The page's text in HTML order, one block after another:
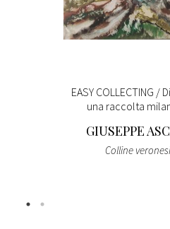
EASY COLLECTING /
una raccolta
GIUSEPPE
Colline veronesi